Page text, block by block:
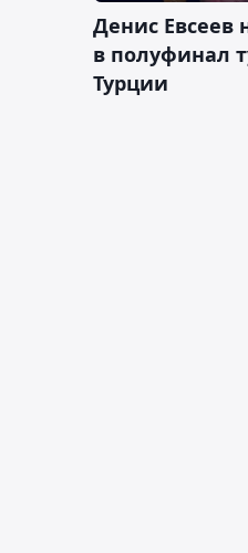
Денис Евсеев
в полуфинал
Турции